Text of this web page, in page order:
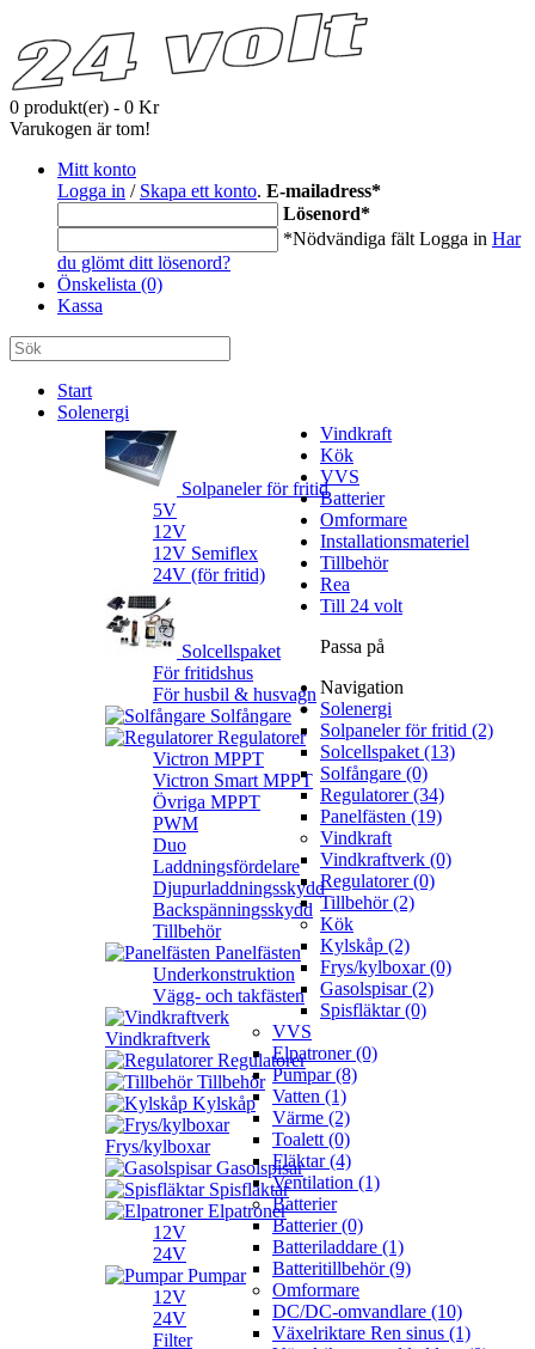
0 produkt(er) - 0 Kr
Varukogen är tom!
Mitt konto
Logga in / Skapa ett konto. E-mailadress*
Lösenord*
*Nödvändiga fält Logga in Har
du glömt ditt lösenord?
Önskelista (0)
Kassa
Start
Solenergi
Solpaneler för fritid
5V
12V
12V Semiflex
24V (för fritid)
Solcellspaket
För fritidshus
För husbil & husvagn
Solfångare
Regulatorer
Victron MPPT
Victron Smart MPPT
Övriga MPPT
PWM
Duo
Laddningsfördelare
Djupurladdningsskydd
Backspänningsskydd
Tillbehör
Panelfästen
Underkonstruktion
Vägg- och takfästen
Vindkraft
Vindkraftverk
Regulatorer
Tillbehör
Kök
Kylskåp
Frys/kylboxar
Gasolspisar
Spisfläktar
VVS
Elpatroner
12V
24V
Pumpar
12V
24V
Filter
Batterier
Omformare
Installationsmateriel
Tillbehör
Rea
Till 24 volt
Passa på
Navigation
Solenergi
Solpaneler för fritid (2)
Solcellspaket (13)
Solfångare (0)
Regulatorer (34)
Panelfästen (19)
Vindkraft
Vindkraftverk (0)
Regulatorer (0)
Tillbehör (2)
Kök
Kylskåp (2)
Frys/kylboxar (0)
Gasolspisar (2)
Spisfläktar (0)
VVS
Elpatroner (0)
Pumpar (8)
Vatten (1)
Värme (2)
Toalett (0)
Fläktar (4)
Ventilation (1)
Batterier
Batterier (0)
Batteriladdare (1)
Batteritillbehör (9)
Omformare
DC/DC-omvandlare (10)
Växelriktare Ren sinus (1)